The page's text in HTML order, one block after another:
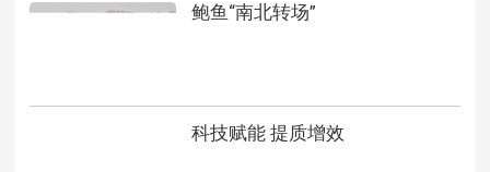
鲍鱼“南北转场”
科技赋能 提质增效